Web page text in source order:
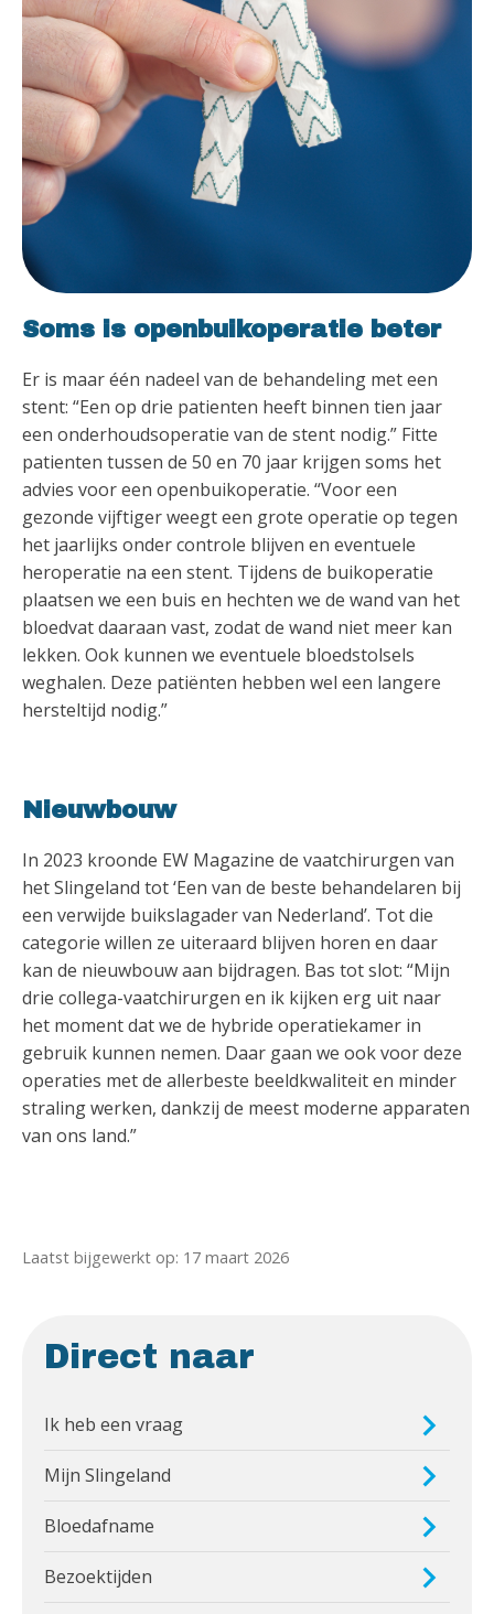
Soms is openbuikoperatie beter
Er is maar één nadeel van de behandeling met een
stent: “Een op drie patienten heeft binnen tien jaar
een onderhoudsoperatie van de stent nodig.” Fitte
patienten tussen de 50 en 70 jaar krijgen soms het
advies voor een openbuikoperatie. “Voor een
gezonde vijftiger weegt een grote operatie op tegen
het jaarlijks onder controle blijven en eventuele
heroperatie na een stent. Tijdens de buikoperatie
plaatsen we een buis en hechten we de wand van het
bloedvat daaraan vast, zodat de wand niet meer kan
lekken. Ook kunnen we eventuele bloedstolsels
weghalen. Deze patiënten hebben wel een langere
hersteltijd nodig.”
Nieuwbouw
In 2023 kroonde EW Magazine de vaatchirurgen van
het Slingeland tot ‘Een van de beste behandelaren bij
een verwijde buikslagader van Nederland’. Tot die
categorie willen ze uiteraard blijven horen en daar
kan de nieuwbouw aan bijdragen. Bas tot slot: “Mijn
drie collega-vaatchirurgen en ik kijken erg uit naar
het moment dat we de hybride operatiekamer in
gebruik kunnen nemen. Daar gaan we ook voor deze
operaties met de allerbeste beeldkwaliteit en minder
straling werken, dankzij de meest moderne apparaten
van ons land.”
Laatst bijgewerkt op: 17 maart 2026
Direct naar
Ik heb een vraag
Mijn Slingeland
Bloedafname
Bezoektijden